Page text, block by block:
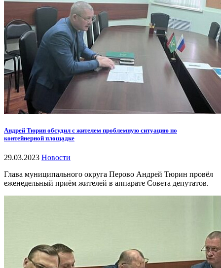
Андрей Тюрин обсудил с жителем проблемную ситуацию по
контейнерной площадке
29.03.2023 Новости
Глава муниципального округа Перово Андрей Тюрин провёл
еженедельный приём жителей в аппарате Совета депутатов.